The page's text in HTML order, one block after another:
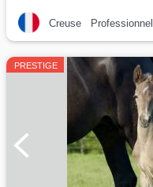
Creuse Professionnel
PRESTIGE